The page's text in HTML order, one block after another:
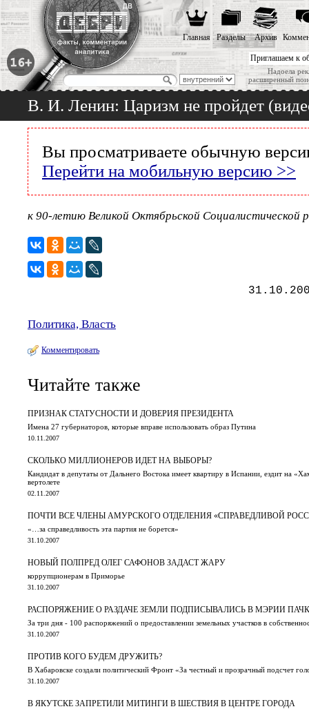
Приглашаем к
Надоела
расширенный
Главная Разделы Архив
В. И. Ленин: Царизм не пройдет
Вы просматриваете обычную
Перейти на мобильную версию >>
к 90-летию Великой Октябрьской Социалистической
Политика, Власть
Комментировать
Читайте также
ПРИЗНАК СТАТУСНОСТИ И ДОВЕРИЯ ПРЕЗИДЕНТА
Имена 27 губернаторов, которые вправе использовать образ Путина
10.11.2007
СКОЛЬКО МИЛЛИОНЕРОВ ИДЕТ НА ВЫБОРЫ?
Кандидат в депутаты от Дальнего Востока имеет квартиру в Испании, ездит на
вертолете
02.11.2007
ПОЧТИ ВСЕ ЧЛЕНЫ АМУРСКОГО ОТДЕЛЕНИЯ «СПРАВЕДЛИВОЙ
«…за справедливость эта партия не борется»
31.10.2007
НОВЫЙ ПОЛПРЕД ОЛЕГ САФОНОВ ЗАДАСТ ЖАРУ
коррупционерам в Приморье
31.10.2007
РАСПОРЯЖЕНИЕ О РАЗДАЧЕ ЗЕМЛИ ПОДПИСЫВАЛИСЬ В МЭРИИ
За три дня - 100 распоряжений о предоставлении земельных участков в
31.10.2007
ПРОТИВ КОГО БУДЕМ ДРУЖИТЬ?
В Хабаровске создали политический Фронт «За честный и прозрачный подсчет
31.10.2007
В ЯКУТСКЕ ЗАПРЕТИЛИ МИТИНГИ В ШЕСТВИЯ В ЦЕНТРЕ ГОРОДА